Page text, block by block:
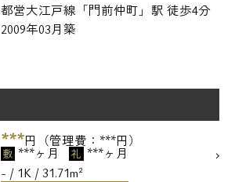
都営大江戸線「門前仲町」駅 徒歩4分
2009年03月築
***円（管理費：***円）
敷 ***ヶ月 礼 ***ヶ月
- / 1K / 31.71m²